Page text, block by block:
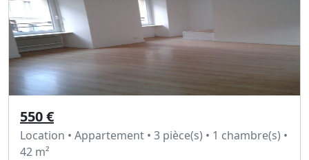
550 €
Location • Appartement • 3 pièce(s) • 1 chambre(s) •
42 m²